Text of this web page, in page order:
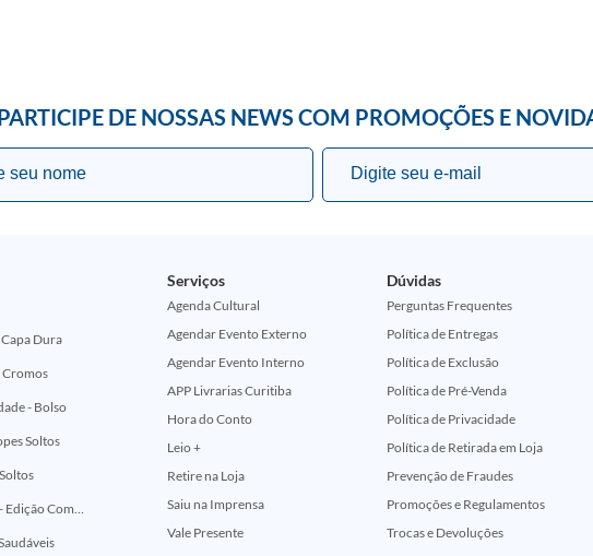
DE NOSSAS NEWS COM PROMOÇÕES E
Dura
Cromos
- Bolso
Soltos
Superman Vs. Homem-Aranha - Edição Comemorativa 50 Anos (Encontros Clássicos Dc E Marvel)
Serviços
Agenda Cultural
Agendar Evento Externo
Agendar Evento Interno
APP Livrarias Curitiba
Hora do Conto
Leio +
Retire na Loja
Saiu na Imprensa
Vale Presente
Dúvidas
Perguntas Frequentes
Política de Entregas
Política de Exclusão
Política de Pré-Venda
Política de Privacidade
Política de Retirada em Loja
Prevenção de Fraudes
Promoções e Regulamentos
Trocas e Devoluções